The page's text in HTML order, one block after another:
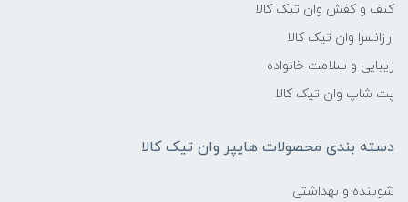
کیف و کفش وان تیک کالا
ارزانسرا وان تیک کالا
زیبایی و سلامت خانواده
پت شاپ وان تیک کالا
دسته بندی محصولات هایپر وان تیک کالا
شوینده و بهداشتی